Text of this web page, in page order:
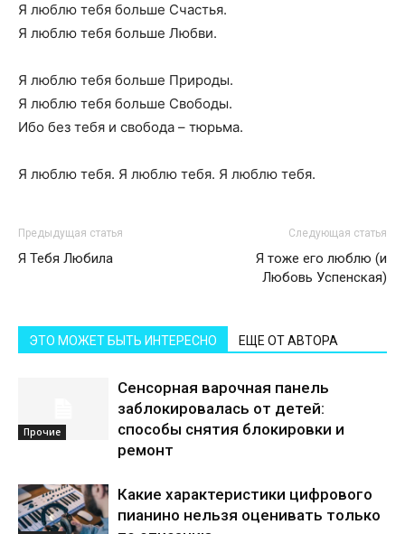
Я люблю тебя больше Счастья.
Я люблю тебя больше Любви.
Я люблю тебя больше Природы.
Я люблю тебя больше Свободы.
Ибо без тебя и свобода – тюрьма.
Я люблю тебя. Я люблю тебя. Я люблю тебя.
Предыдущая статья
Я Тебя Любила
Следующая статья
Я тоже его люблю (и
Любовь Успенская)
ЭТО МОЖЕТ БЫТЬ ИНТЕРЕСНО ЕЩЕ ОТ АВТОРА
Прочие
Сенсорная варочная панель
заблокировалась от детей:
способы снятия блокировки и
ремонт
Какие характеристики цифрового
пианино нельзя оценивать только